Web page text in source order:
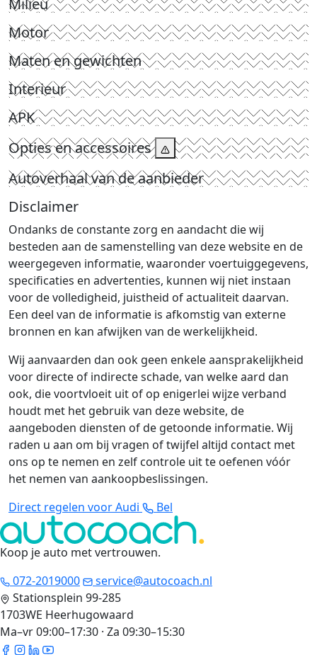
Milieu
Motor
Maten en gewichten
Interieur
APK
Opties en accessoires
Autoverhaal van de aanbieder
Disclaimer
Ondanks de constante zorg en aandacht die wij
besteden aan de samenstelling van deze website en de
weergegeven informatie, waaronder voertuiggegevens,
specificaties en advertenties, kunnen wij niet instaan
voor de volledigheid, juistheid of actualiteit daarvan.
Een deel van de informatie is afkomstig van externe
bronnen en kan afwijken van de werkelijkheid.
Wij aanvaarden dan ook geen enkele aansprakelijkheid
voor directe of indirecte schade, van welke aard dan
ook, die voortvloeit uit of op enigerlei wijze verband
houdt met het gebruik van deze website, de
aangeboden diensten of de getoonde informatie. Wij
raden u aan om bij vragen of twijfel altijd contact met
ons op te nemen en zelf controle uit te oefenen vóór
het nemen van aankoopbeslissingen.
Direct regelen voor Audi
Bel
Koop je auto met vertrouwen.
072-2019000
service@autocoach.nl
Stationsplein 99-285
1703WE Heerhugowaard
Ma–vr 09:00–17:30 · Za 09:30–15:30